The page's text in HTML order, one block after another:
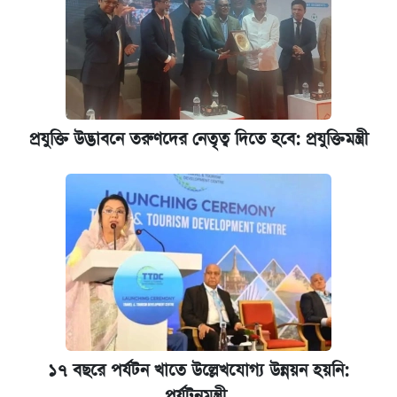
রাষ্ট্রবিরোধী কর্মকাণ্ড: ঢাবির কয়েকজন শিক্ষকের
বিরুদ্ধে ব্যবস্থা
আজকের বাজারে স্বর্ণের দাম (৬ আগস্ট)
আবেদন শুরু
প্রযুক্তি উদ্ভাবনে তরুণদের নেতৃত্ব দিতে হবে: প্রযুক্তিমন্ত্রী
১৭ বছরে পর্যটন খাতে উল্লেখযোগ্য উন্নয়ন হয়নি: